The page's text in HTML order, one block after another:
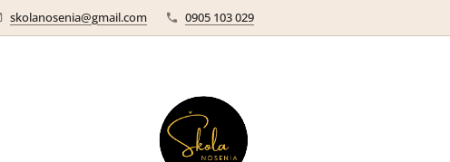
skolanosenia@gmail.com 0905 103 029